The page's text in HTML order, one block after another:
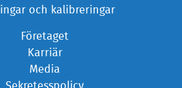
och kalibreringar
Företaget
Karriär
Media